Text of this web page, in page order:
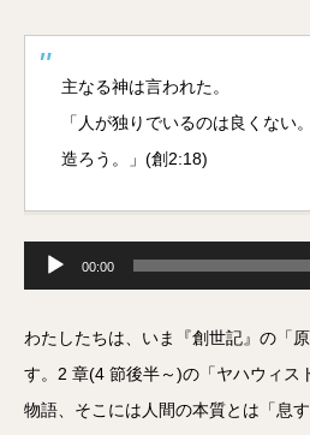
主なる神は言われた。
「人が独りでいるのは良くない
造ろう。」(創2:18)
ヤ
ー
00:00
わたしたちは、いま『創世記』の「
す。2 章(4 節後半～)の「ヤハウィス
物語、そこには人間の本質とは「息